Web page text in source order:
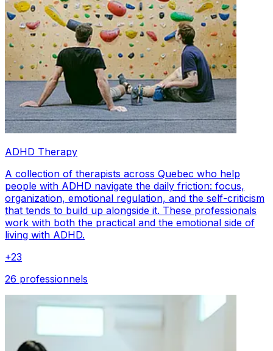
ADHD Therapy
A collection of therapists across Quebec who help
people with ADHD navigate the daily friction: focus,
organization, emotional regulation, and the self-criticism
that tends to build up alongside it. These professionals
work with both the practical and the emotional side of
living with ADHD.
+23
26 professionnels